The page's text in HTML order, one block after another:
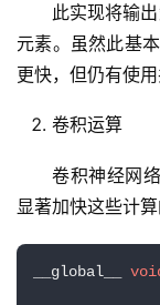
此实现将输
元素。虽然此基
更快，但仍有使
卷积运算
卷积神经网
显著加快这些计
__global__